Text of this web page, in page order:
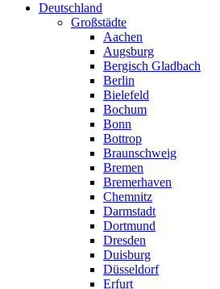
Deutschland
Großstädte
Aachen
Augsburg
Bergisch Gladbach
Berlin
Bielefeld
Bochum
Bonn
Bottrop
Braunschweig
Bremen
Bremerhaven
Chemnitz
Darmstadt
Dortmund
Dresden
Duisburg
Düsseldorf
Erfurt